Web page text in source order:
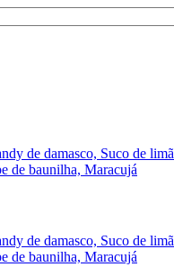
de damasco, Suco de
de baunilha, Maracujá
de damasco, Suco de
de baunilha, Maracujá